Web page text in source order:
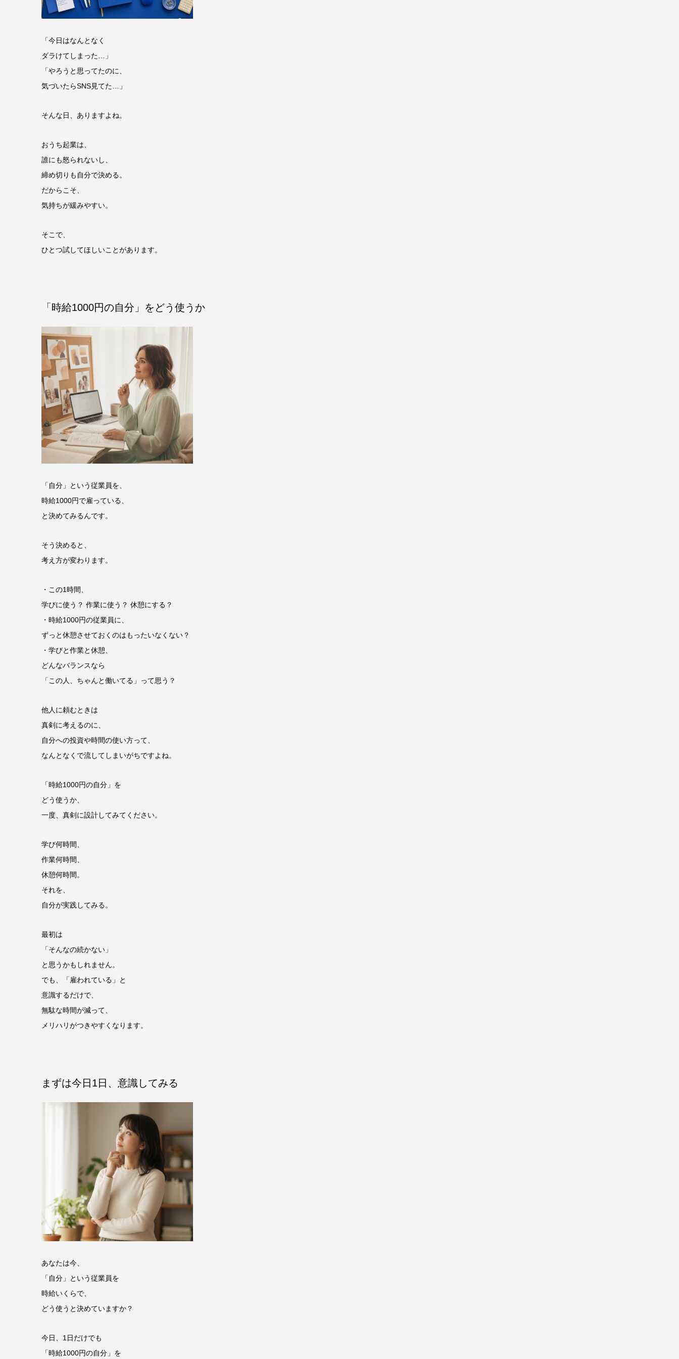
「今日はなんとなく
ダラけてしまった…」
「やろうと思ってたのに、
気づいたらSNS見てた…」
そんな日、ありますよね。
おうち起業は、
誰にも怒られないし、
締め切りも自分で決める。
だからこそ、
気持ちが緩みやすい。
そこで、
ひとつ試してほしいことがあります。
「時給1000円の自分」をどう使うか
「自分」という従業員を、
時給1000円で雇っている、
と決めてみるんです。
そう決めると、
考え方が変わります。
・この1時間、
学びに使う？ 作業に使う？ 休憩にする？
・時給1000円の従業員に、
ずっと休憩させておくのはもったいなくない？
・学びと作業と休憩、
どんなバランスなら
「この人、ちゃんと働いてる」って思う？
他人に頼むときは
真剣に考えるのに、
自分への投資や時間の使い方って、
なんとなくで流してしまいがちですよね。
「時給1000円の自分」を
どう使うか、
一度、真剣に設計してみてください。
学び何時間、
作業何時間、
休憩何時間。
それを、
自分が実践してみる。
最初は
「そんなの続かない」
と思うかもしれません。
でも、「雇われている」と
意識するだけで、
無駄な時間が減って、
メリハリがつきやすくなります。
まずは今日1日、意識してみる
あなたは今、
「自分」という従業員を
時給いくらで、
どう使うと決めていますか？
今日、1日だけでも
「時給1000円の自分」を